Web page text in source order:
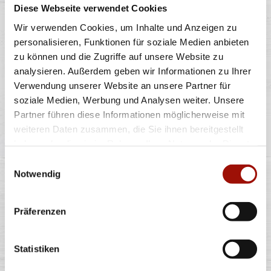
Diese Webseite verwendet Cookies
Wir verwenden Cookies, um Inhalte und Anzeigen zu
personalisieren, Funktionen für soziale Medien anbieten
zu können und die Zugriffe auf unsere Website zu
analysieren. Außerdem geben wir Informationen zu Ihrer
Verwendung unserer Website an unsere Partner für
soziale Medien, Werbung und Analysen weiter. Unsere
Partner führen diese Informationen möglicherweise mit
weiteren Daten zusammen, die Sie ihnen bereitgestellt
Notwendig
Präferenzen
Statistiken
Eiscreme mit Pistazie, mit Pistaziensauce und
Milchschokolade, bestreut mit
440ml
7,99 €(18,16 € / 1,0L)
MAGNUM BON BON MILK
Milchschokolade und Zuckerstückchen